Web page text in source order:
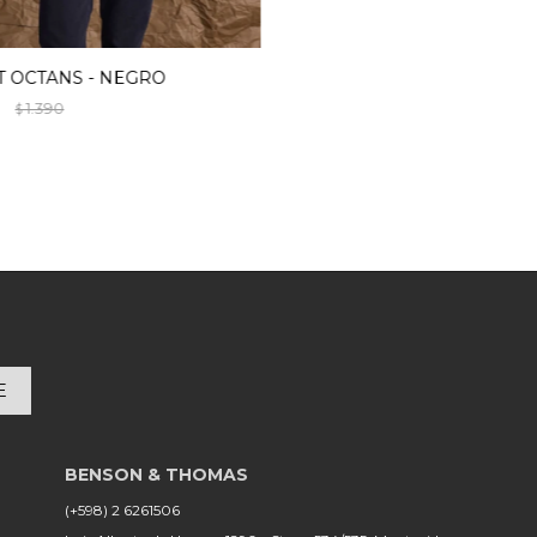
OCTANS - NEGRO
$ 1.390
(+598) 2 6261506